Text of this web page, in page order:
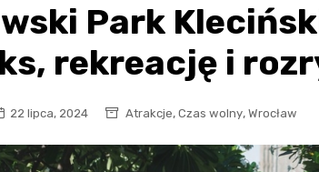
Park
rekreację i
22 lipca, 2024 Atrakcje, Czas wolny, Wrocław